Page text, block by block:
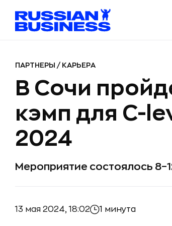
ПАРТНЕРЫ / КАРЬЕРА
В Сочи
кэмп для C-
2024
Мероприятие состоялось
13 мая 2024, 18:02 1 минута